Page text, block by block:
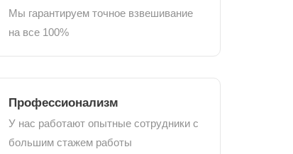
Мы гарантируем точное взвешивание
на все 100%
Профессионализм
У нас работают опытные сотрудники с
большим стажем работы